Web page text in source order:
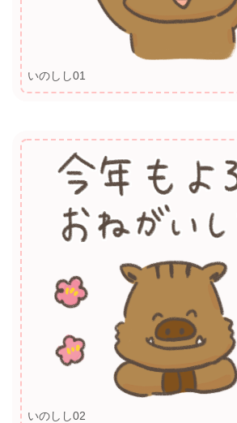
いのしし01
いのしし02